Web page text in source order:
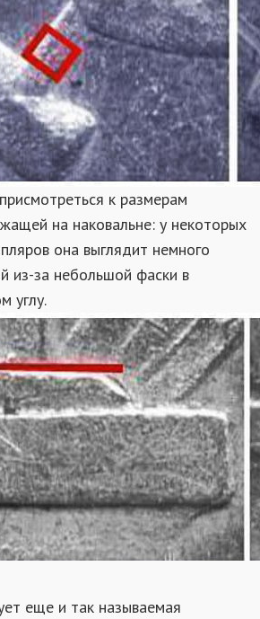
к размерам
на наковальне: у некоторых
она выглядит немного
из-за небольшой фаски в
углу.
еще и так называемая